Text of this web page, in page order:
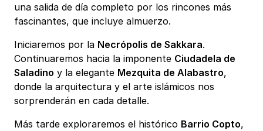
una salida de día completo por los rincones más
fascinantes, que incluye almuerzo.
Iniciaremos por la Necrópolis de Sakkara.
Continuaremos hacia la imponente Ciudadela de
Saladino y la elegante Mezquita de Alabastro,
donde la arquitectura y el arte islámicos nos
sorprenderán en cada detalle.
Más tarde exploraremos el histórico Barrio Copto,